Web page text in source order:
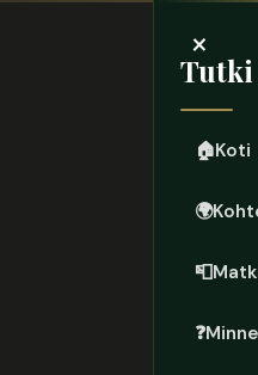
×
Tutki
🏠Koti
🌍
📮
❓